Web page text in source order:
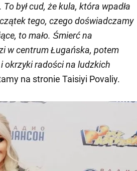
był cud, że kula, która wpadła
tego, czego doświadczamy
to mało. Śmierć na
w centrum Ługańska, potem
okrzyki radości na ludzkich
na stronie Taisiyi Povaliy.